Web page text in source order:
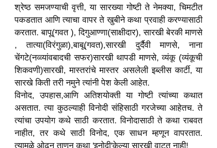
श्रेष्ठ समजण्याची वृत्ती, या सारख्या गोष्टी ते नेमक्या, चिमटीत
पकडतात आणि त्याचा वापर ते खुबीने कथा प्रवाही करण्यासाठी
करतात. बापू(गवत ), दिगुआण्णा(साक्षीदार), सारखी बेरकी माणसे
, तात्या(विरंगुळा),बाबू(गवत),सारखी दुर्दैवी माणसे, नाना
चेंगटे(नव्व्यांवबादची सफर)सारखी थापडी माणसे, व्यंकू (व्यंकूची
शिकवणी)सारखी, मास्तरांचे मास्तर असलेली इब्लीस कार्टी, या
सारखे किती तरी नमुने त्यांनी पेश केली आहेत.
विनोद, उपहास,आणि अतिशयोक्ती या गोष्टी त्यांच्या कथात
असतात. त्या कुठल्याही विनोदी संहिसाठी गरजेच्या आहेतच. ते
त्यांचा उपयोग कथे साठी करतात. विनोदासाठी ते कथा राबवत
नाहीत, तर कथे साठी विनोद, एक साधन म्हणून वापरतात.
त्यामुळे ओढून ताणून कथा 'इनोदी'केल्या सारखी वाटत नाही!